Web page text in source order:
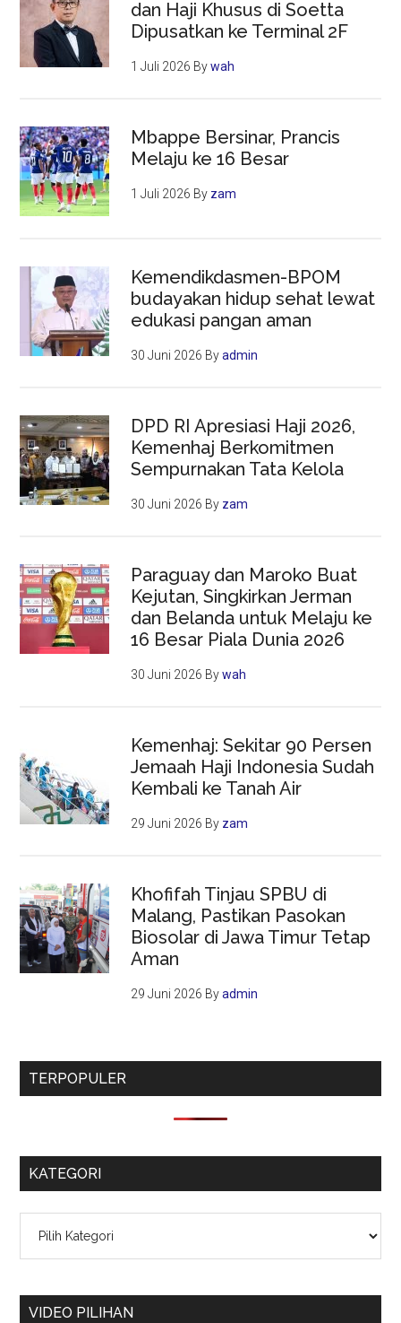
dan Haji Khusus di Soetta
Dipusatkan ke Terminal 2F
1 Juli 2026 Bywah
Mbappe Bersinar, Prancis
Melaju ke 16 Besar
1 Juli 2026 By zam
Kemendikdasmen-BPOM
budayakan hidup sehat lewat
edukasi pangan aman
30 Juni 2026 Byadmin
DPD RI Apresiasi Haji 2026,
Kemenhaj Berkomitmen
Sempurnakan Tata Kelola
30 Juni 2026 By zam
Paraguay dan Maroko Buat
Kejutan, Singkirkan Jerman
dan Belanda untuk Melaju ke
16 Besar Piala Dunia 2026
30 Juni 2026 Bywah
Kemenhaj: Sekitar 90 Persen
Jemaah Haji Indonesia Sudah
Kembali ke Tanah Air
29 Juni 2026 By zam
Khofifah Tinjau SPBU di
Malang, Pastikan Pasokan
Biosolar di Jawa Timur Tetap
Aman
29 Juni 2026 Byadmin
TERPOPULER
KATEGORI
VIDEO PILIHAN